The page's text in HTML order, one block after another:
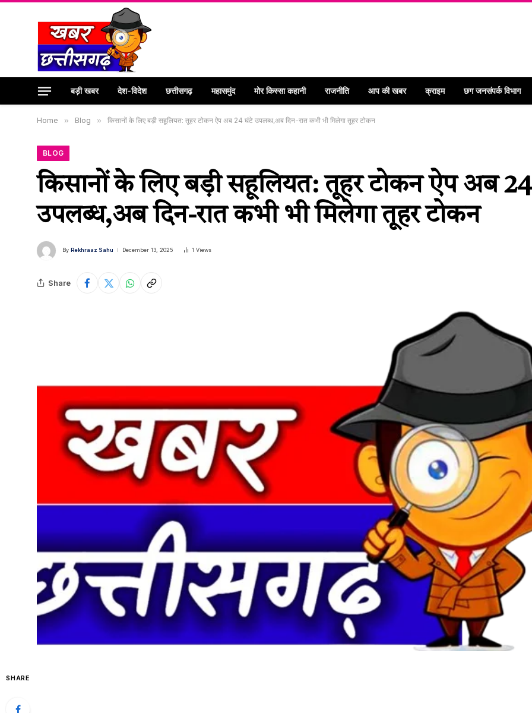
बड़ी खबर देश-विदेश छत्तीसगढ़ महासमुंद मोर किस्सा कहानी राजनीति आप की खबर क्राइम छग जनसंपर्क विभाग
Home » Blog » किसानों के लिए बड़ी सहूलियत: तूहर टोकन ऐप अब 24 घंटे उपलब्ध,अब दिन-रात कभी भी मिलेगा तूहर टोकन
BLOG
किसानों के लिए बड़ी सहूलियत: तूहर टोकन ऐप अब
उपलब्ध,अब दिन-रात कभी भी मिलेगा तूहर टोकन
By Rekhraaz Sahu December 13, 2025 1 Views
Share
SHARE